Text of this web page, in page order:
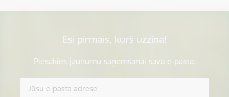
Esi pirmais, kurš uzzina!
Piesakies jaunumu saņemšanai savā e-pastā.